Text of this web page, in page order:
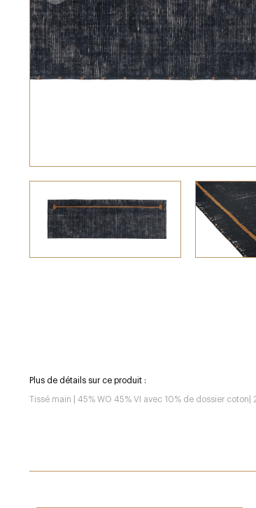
Plus de détails sur ce produit :
Tissé main | 45% WO 45% VI avec 10% de dossier